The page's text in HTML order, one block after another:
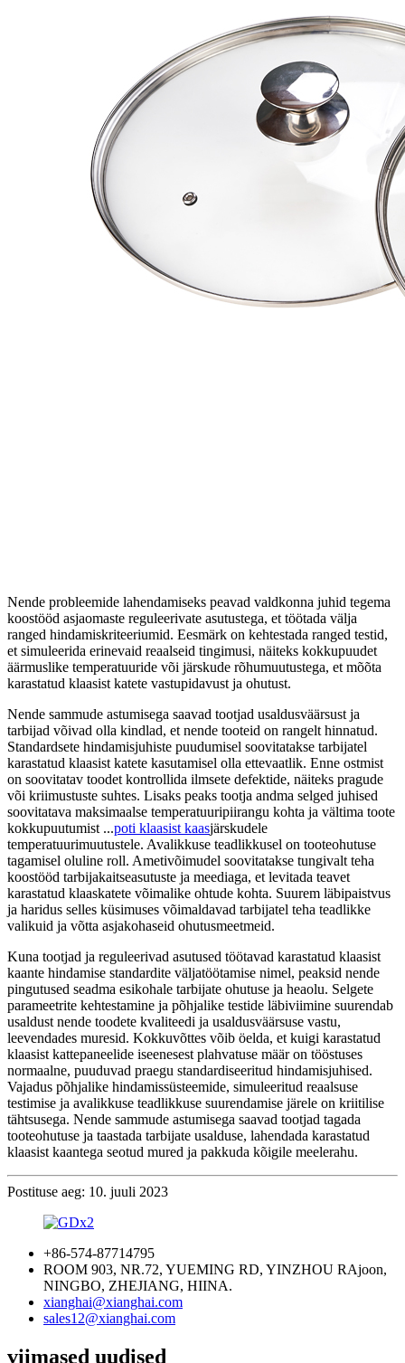
Nende probleemide lahendamiseks peavad valdkonna juhid tegema
koostööd asjaomaste reguleerivate asutustega, et töötada välja
ranged hindamiskriteeriumid. Eesmärk on kehtestada ranged testid,
et simuleerida erinevaid reaalseid tingimusi, näiteks kokkupuudet
äärmuslike temperatuuride või järskude rõhumuutustega, et mõõta
karastatud klaasist katete vastupidavust ja ohutust.
Nende sammude astumisega saavad tootjad usaldusväärsust ja
tarbijad võivad olla kindlad, et nende tooteid on rangelt hinnatud.
Standardsete hindamisjuhiste puudumisel soovitatakse tarbijatel
karastatud klaasist katete kasutamisel olla ettevaatlik. Enne ostmist
on soovitatav toodet kontrollida ilmsete defektide, näiteks pragude
või kriimustuste suhtes. Lisaks peaks tootja andma selged juhised
soovitatava maksimaalse temperatuuripiirangu kohta ja vältima toote
kokkupuutumist ...poti klaasist kaasjärskudele
temperatuurimuutustele. Avalikkuse teadlikkusel on tooteohutuse
tagamisel oluline roll. Ametivõimudel soovitatakse tungivalt teha
koostööd tarbijakaitseasutuste ja meediaga, et levitada teavet
karastatud klaaskatete võimalike ohtude kohta. Suurem läbipaistvus
ja haridus selles küsimuses võimaldavad tarbijatel teha teadlikke
valikuid ja võtta asjakohaseid ohutusmeetmeid.
Kuna tootjad ja reguleerivad asutused töötavad karastatud klaasist
kaante hindamise standardite väljatöötamise nimel, peaksid nende
pingutused seadma esikohale tarbijate ohutuse ja heaolu. Selgete
parameetrite kehtestamine ja põhjalike testide läbiviimine suurendab
usaldust nende toodete kvaliteedi ja usaldusväärsuse vastu,
leevendades muresid. Kokkuvõttes võib öelda, et kuigi karastatud
klaasist kattepaneelide iseenesest plahvatuse määr on tööstuses
normaalne, puuduvad praegu standardiseeritud hindamisjuhised.
Vajadus põhjalike hindamissüsteemide, simuleeritud reaalsuse
testimise ja avalikkuse teadlikkuse suurendamise järele on kriitilise
tähtsusega. Nende sammude astumisega saavad tootjad tagada
tooteohutuse ja taastada tarbijate usalduse, lahendada karastatud
klaasist kaantega seotud mured ja pakkuda kõigile meelerahu.
Postituse aeg: 10. juuli 2023
+86-574-87714795
ROOM 903, NR.72, YUEMING RD, YINZHOU RAjoon,
NINGBO, ZHEJIANG, HIINA.
xianghai@xianghai.com
sales12@xianghai.com
viimased uudised